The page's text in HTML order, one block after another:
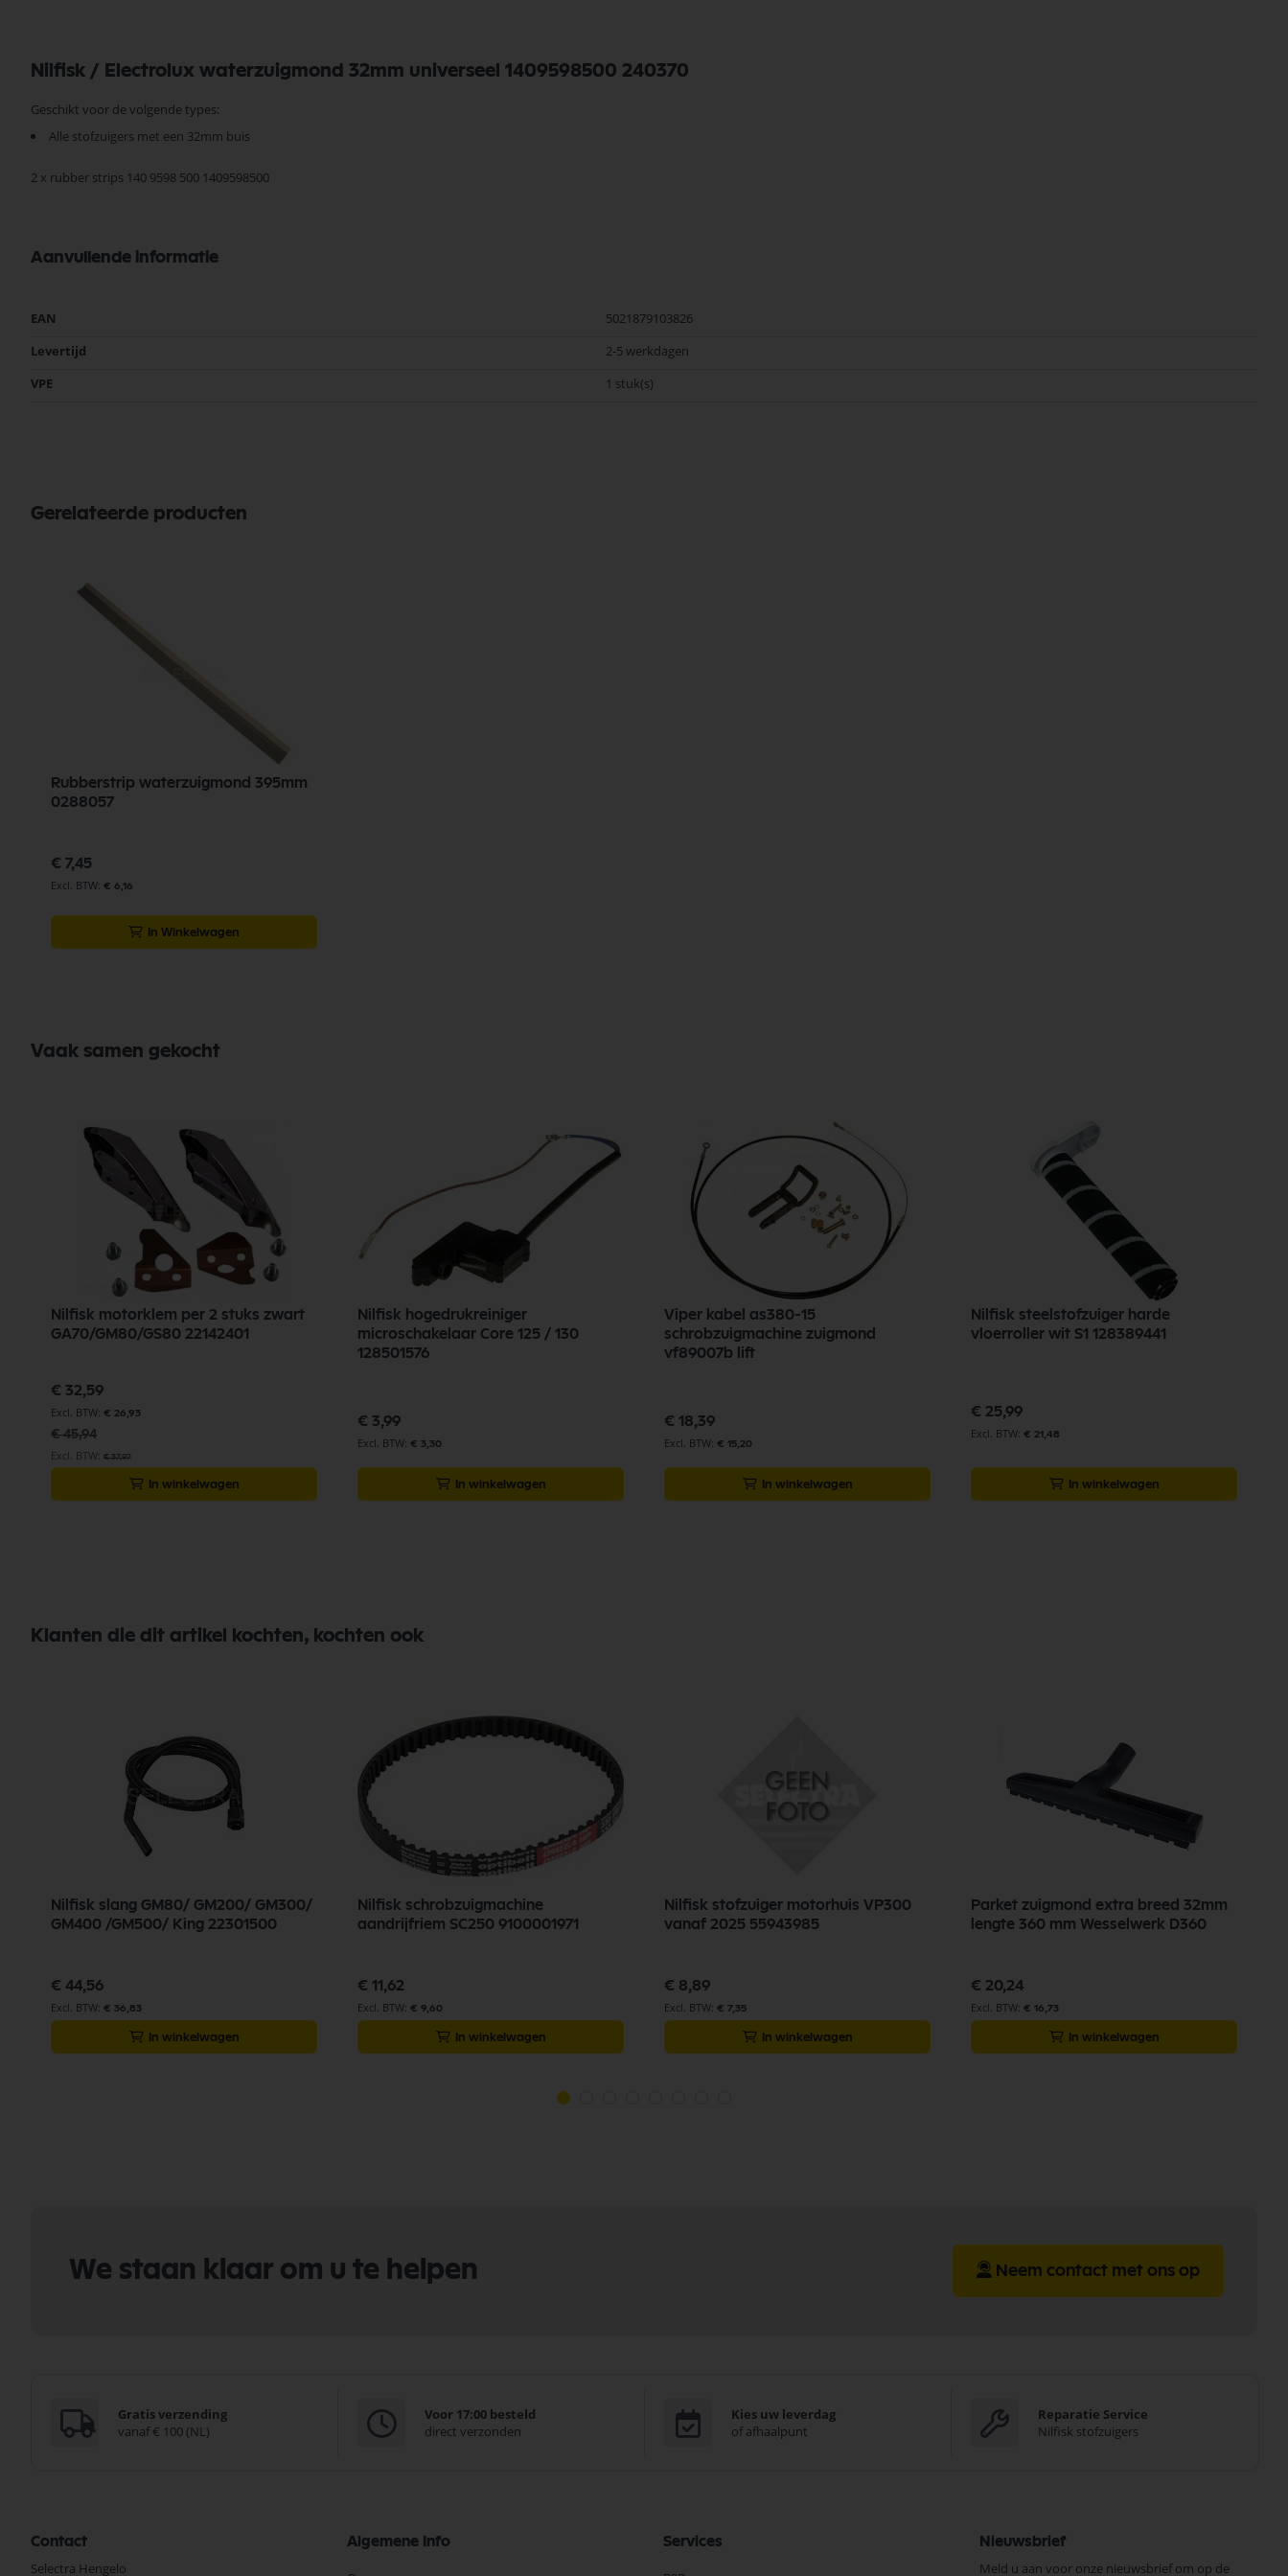
Nilfisk / Electrolux waterzuigmond 32mm universeel 1409598500 240370
Geschikt voor de volgende types:
Alle stofzuigers met een 32mm buis
2 x rubber strips 140 9598 500 1409598500
Aanvullende informatie
Meer
EAN
5021879103826
Levertijd
2-5 werkdagen
VPE
1 stuk(s)
Gerelateerde producten
Rubberstrip waterzuigmond 395mm
0288057
€ 7,45
€ 6,16
In Winkelwagen
Vaak samen gekocht
Nilfisk motorklem per 2 stuks zwart
GA70/GM80/GS80 22142401
Speciale
prijs
€ 32,59
€ 26,93
€ 45,94
€ 37,97
In winkelwagen
Nilfisk hogedrukreiniger
microschakelaar Core 125 / 130
128501576
€ 3,99
€ 3,30
In winkelwagen
Viper kabel as380-15
schrobzuigmachine zuigmond
vf89007b lift
€ 18,39
€ 15,20
In winkelwagen
Nilfisk steelstofzuiger harde
vloerroller wit S1 128389441
€ 25,99
€ 21,48
In winkelwagen
Klanten die dit artikel kochten, kochten ook
Nilfisk slang GM80/ GM200/ GM300/
GM400 /GM500/ King 22301500
€ 44,56
€ 36,83
In winkelwagen
Nilfisk schrobzuigmachine
aandrijfriem SC250 9100001971
€ 11,62
€ 9,60
In winkelwagen
Nilfisk stofzuiger motorhuis VP300
vanaf 2025 55943985
€ 8,89
€ 7,35
In winkelwagen
Parket zuigmond extra breed 32mm
lengte 360 mm Wesselwerk D360
€ 20,24
€ 16,73
In winkelwagen
We staan klaar om u te helpen Neem contact met ons op
Gratis verzending
vanaf € 100 (NL)
Voor 17:00 besteld
direct verzonden
Kies uw leverdag
of afhaalpunt
Reparatie Service
Nilfisk stofzuigers
Contact
Selectra Hengelo
Algemene Info Services Nieuwsbrief
Meld u aan voor onze nieuwsbrief om op de